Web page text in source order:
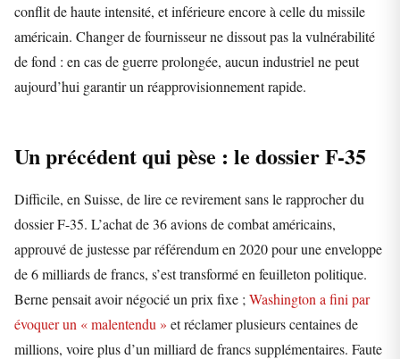
conflit de haute intensité, et inférieure encore à celle du missile
américain. Changer de fournisseur ne dissout pas la vulnérabilité
de fond : en cas de guerre prolongée, aucun industriel ne peut
aujourd’hui garantir un réapprovisionnement rapide.
Un précédent qui pèse : le dossier F-35
Difficile, en Suisse, de lire ce revirement sans le rapprocher du
dossier F-35. L’achat de 36 avions de combat américains,
approuvé de justesse par référendum en 2020 pour une enveloppe
de 6 milliards de francs, s’est transformé en feuilleton politique.
Berne pensait avoir négocié un prix fixe ; Washington a fini par
évoquer un « malentendu » et réclamer plusieurs centaines de
millions, voire plus d’un milliard de francs supplémentaires. Faute